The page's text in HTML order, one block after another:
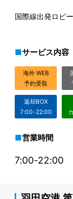
国際線出発ロビ
サービス内容
海外 WEB
予約受取
返却BOX
7:00-22:00
営業時間
7:00-22:00